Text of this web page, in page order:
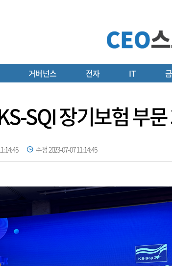
거버넌스 전자 IT
SQI 장기보험 부
수정 2023-07-07 11:14:45